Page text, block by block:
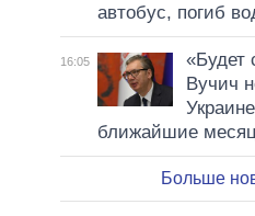
автобус, погиб
16:05
«Будет
Вучич
ближайшие
Больше